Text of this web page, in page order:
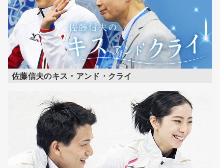
佐藤信夫のキス・アンド・クライ